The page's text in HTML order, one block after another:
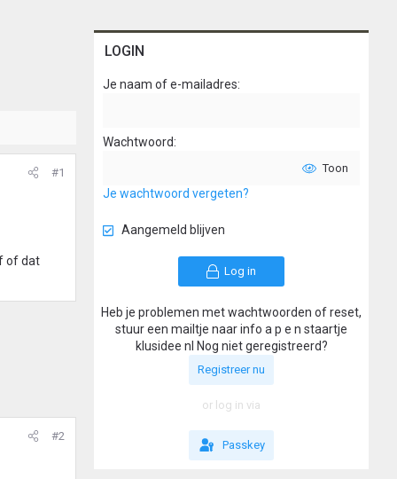
#1
of dat
#2
LOGIN
Je naam of e-mailadres
Wachtwoord
Toon
Je wachtwoord vergeten?
Aangemeld blijven
Log in
Heb je problemen met wachtwoorden of reset,
stuur een mailtje naar info a p e n staartje
klusidee nl Nog niet geregistreerd?
Registreer nu
or log in via
Passkey